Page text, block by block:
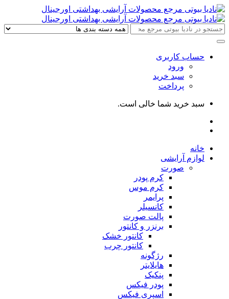
حساب کاربری
ورود
سبد خرید
پرداخت
سبد خرید شما خالی است.
خانه
لوازم آرایشی
صورت
کرم پودر
کرم موس
پرایمر
کانسیلر
پالت صورت
برنزر و کانتور
کانتور خشک
کانتور چرب
رژگونه
هایلایتر
پنکیک
پودر فیکس
اسپری فیکس